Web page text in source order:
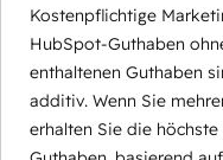
Kostenpflichtige
HubSpot-Guthaben
enthaltenen Guthaben
additiv. Wenn Sie
erhalten Sie die